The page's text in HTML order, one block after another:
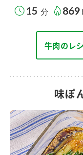
15 分 869
牛肉のレ
味ぽ